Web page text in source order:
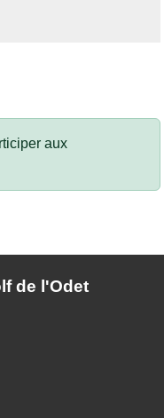
aux
de l'Odet